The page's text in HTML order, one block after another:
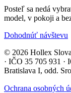
Posteľ sa nedá
model, v pokoji a
Dohodnúť návštevu
© 2026 Hollex
· IČO 35 705 931 ·
Bratislava I, odd.
Ochrana osobných